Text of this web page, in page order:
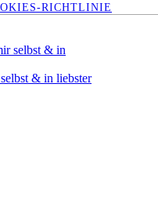
RICHTLINIE
& in liebster